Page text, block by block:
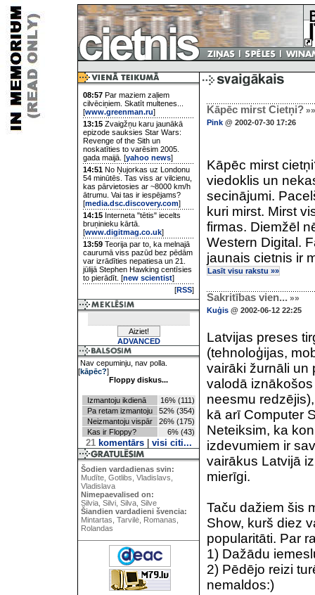
08:57 Par maziem zaļiem
cilvēciņiem. Skatīt multenes...
[www.greenman.ru]
13:15 Zvaigžņu karu jaunākā
epizode sauksies Star Wars:
Revenge of the Sith un
noskatīties to varēsim 2005.
gada maijā. [yahoo news]
14:51 No Ņujorkas uz Londonu
54 minūtēs. Tas viss ar vilcienu,
kas pārvietosies ar ~8000 km/h
ātrumu. Vai tas ir iespējams?
[media.dsc.discovery.com]
14:15 Interneta "tētis" iecelts
bruņinieku kārtā.
[www.digitmag.co.uk]
13:59 Teorija par to, ka melnajā
caurumā viss pazūd bez pēdām
var izrādīties nepatiesa un 21.
jūlijā Stephen Hawking centīsies
to pierādīt. [new scientist]
[RSS]
ADVANCED
Nav cepuminju, nav polla.
[kāpēc?]
Floppy diskus...
Izmantoju ikdienā
16% (111)
Pa retam izmantoju
52% (354)
Neizmantoju vispār
26% (175)
Kas ir Floppy?
6% (43)
21komentārs| visi citi...
Šodien vardadienas svin:
Mudīte, Gotlibs, Vladislavs,
Vladislava
Nimepaevalised on:
Silvia, Silvi, Silva, Silve
Šiandien vardadieni švencia:
Mintartas, Tarvilė, Romanas,
Rolandas
Kāpēc mirst Cietņi? »»
Pink @ 2002-07-30 17:26
Kāpēc mirst
viedoklis un
secinājumi.
kuri mirst. Mirst
firmas. Diemžēl
Western Digital.
jaunais cietnis ir
Lasīt visu rakstu »»
Sakritības vien... »»
Kuģis @ 2002-06-12 22:25
Latvijas preses
(tehnoloģijas,
vairāki žurnāli un
valodā
neesmu
kā arī Computer
Neteiksim, ka
izdevumiem ir
vairākus Latvijā
mierīgi.
Taču dažiem šis
Show, kurš diez
popularitāti. Par
1) Dažādu
2) Pēdējo reizi
nemaldos:)